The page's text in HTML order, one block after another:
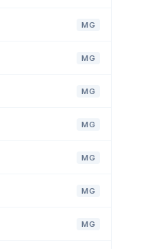
MG
MG
MG
MG
MG
MG
MG